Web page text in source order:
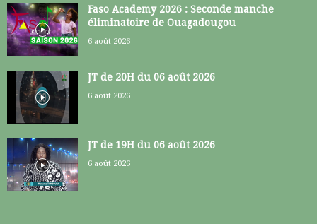
Faso Academy 2026 : Seconde manche
éliminatoire de Ouagadougou
6 août 2026
JT de 20H du 06 août 2026
6 août 2026
JT de 19H du 06 août 2026
6 août 2026